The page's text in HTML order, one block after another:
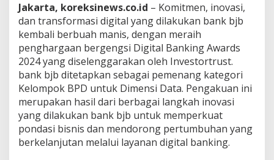
g
i
t
a
l
B
a
n
k
n
g
A
Jakarta, koreksinews.co.id – Komitmen, inovasi,
dan transformasi digital yang dilakukan bank bjb
kembali berbuah manis, dengan meraih
penghargaan bergengsi Digital Banking Awards
2024 yang diselenggarakan oleh Investortrust.
bank bjb ditetapkan sebagai pemenang kategori
Kelompok BPD untuk Dimensi Data. Pengakuan ini
merupakan hasil dari berbagai langkah inovasi
yang dilakukan bank bjb untuk memperkuat
pondasi bisnis dan mendorong pertumbuhan yang
berkelanjutan melalui layanan digital banking.